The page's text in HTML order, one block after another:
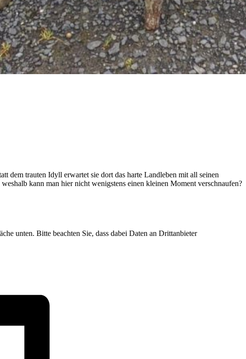
dem trauten Idyll erwartet sie dort das harte Landleben mit all seinen
kann man hier nicht wenigstens einen kleinen Moment verschnaufen?
unten. Bitte beachten Sie, dass dabei Daten an Drittanbieter